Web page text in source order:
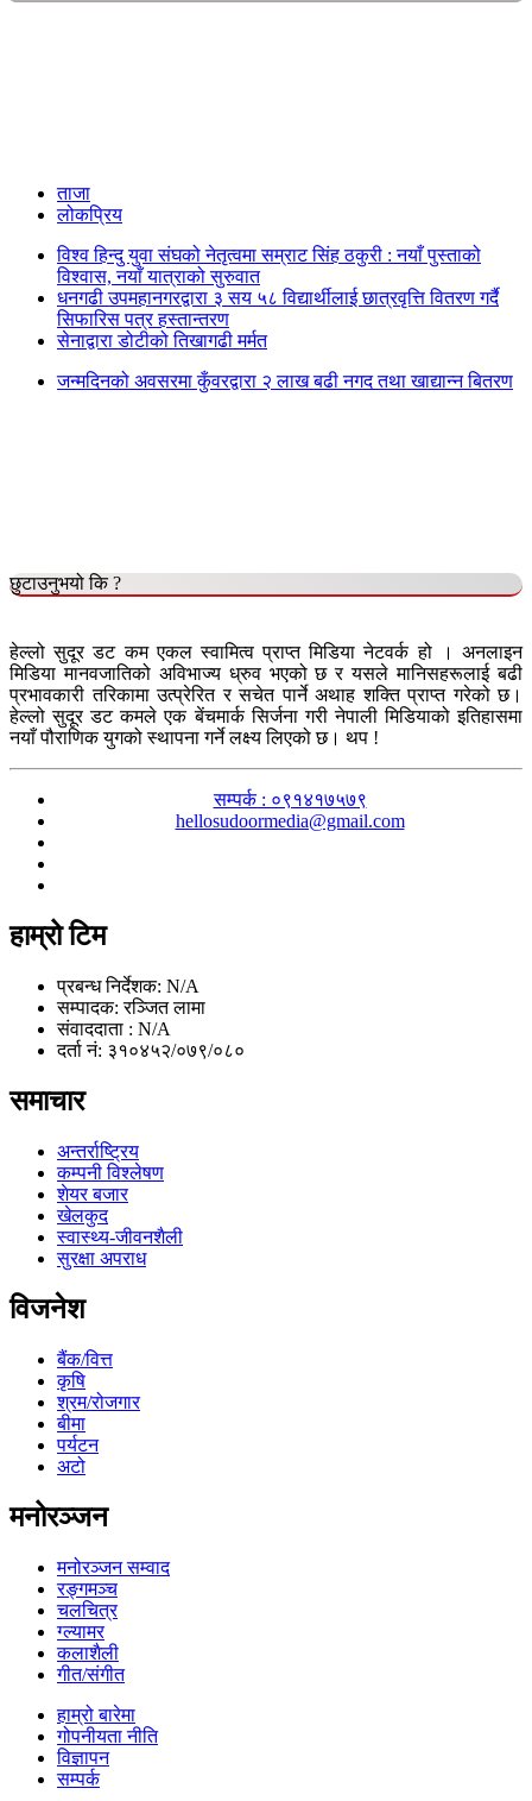
ताजा
लोकप्रिय
विश्व हिन्दु युवा संघको नेतृत्वमा सम्राट सिंह ठकुरी : नयाँ पुस्ताको
विश्वास, नयाँ यात्राको सुरुवात
धनगढी उपमहानगरद्वारा ३ सय ५८ विद्यार्थीलाई छात्रवृत्ति वितरण गर्दै
सिफारिस पत्र हस्तान्तरण
सेनाद्वारा डोटीको तिखागढी मर्मत
जन्मदिनको अवसरमा कुँवरद्वारा २ लाख बढी नगद तथा खाद्यान्न बितरण
छुटाउनुभयो कि ?
हेल्लो सुदूर डट कम एकल स्वामित्व प्राप्त मिडिया नेटवर्क हो । अनलाइन
मिडिया मानवजातिको अविभाज्य ध्रुव भएको छ र यसले मानिसहरूलाई बढी
प्रभावकारी तरिकामा उत्प्रेरित र सचेत पार्ने अथाह शक्ति प्राप्त गरेको छ।
हेल्लो सुदूर डट कमले एक बेंचमार्क सिर्जना गरी नेपाली मिडियाको इतिहासमा
नयाँ पौराणिक युगको स्थापना गर्ने लक्ष्य लिएको छ। थप !
सम्पर्क : ०९१४१७५७९
hellosudoormedia@gmail.com
हाम्रो टिम
प्रबन्ध निर्देशक: N/A
सम्पादक: रञ्जित लामा
संवाददाता : N/A
दर्ता नं: ३१०४५२/०७९/०८०
समाचार
अन्तर्राष्ट्रिय
कम्पनी विश्लेषण
शेयर बजार
खेलकुद
स्वास्थ्य-जीवनशैली
सुरक्षा अपराध
विजनेश
बैंक/वित्त
कृषि
श्रम/रोजगार
बीमा
पर्यटन
अटो
मनोरञ्जन
मनोरञ्जन सम्वाद
रङ्गमञ्च
चलचित्र
ग्ल्यामर
कलाशैली
गीत/संगीत
हाम्रो बारेमा
गोपनीयता नीति
विज्ञापन
सम्पर्क